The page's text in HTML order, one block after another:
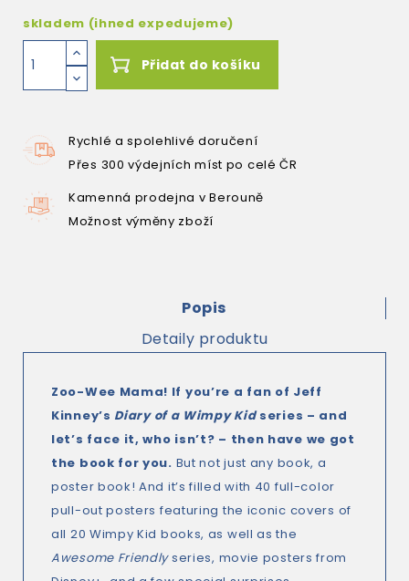
skladem (ihned expedujeme)
Přidat do košíku
Rychlé a spolehlivé doručení
Přes 300 výdejních míst po celé ČR
Kamenná prodejna v Berouně
Možnost výměny zboží
Popis
Detaily produktu
Zoo-Wee Mama! If you’re a fan of Jeff
Kinney’s Diary of a Wimpy Kidseries – and
let’s face it, who isn’t? – then have we got
the book for you. But not just any book, a
poster book! And it’s filled with 40 full-color
pull-out posters featuring the iconic covers of
all 20 Wimpy Kid books, as well as the
Awesome Friendlyseries, movie posters from